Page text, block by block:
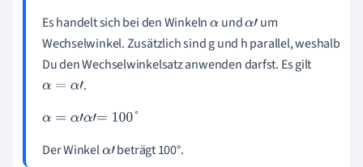
Es handelt sich bei den Winkelnα undα' um
Wechselwinkel. Zusätzlich sind g und h parallel, weshalb
Du den Wechselwinkelsatz anwenden darfst. Es gilt
α= α'
.
α= α' α'=100°
Der Winkelα'beträgt 100°.